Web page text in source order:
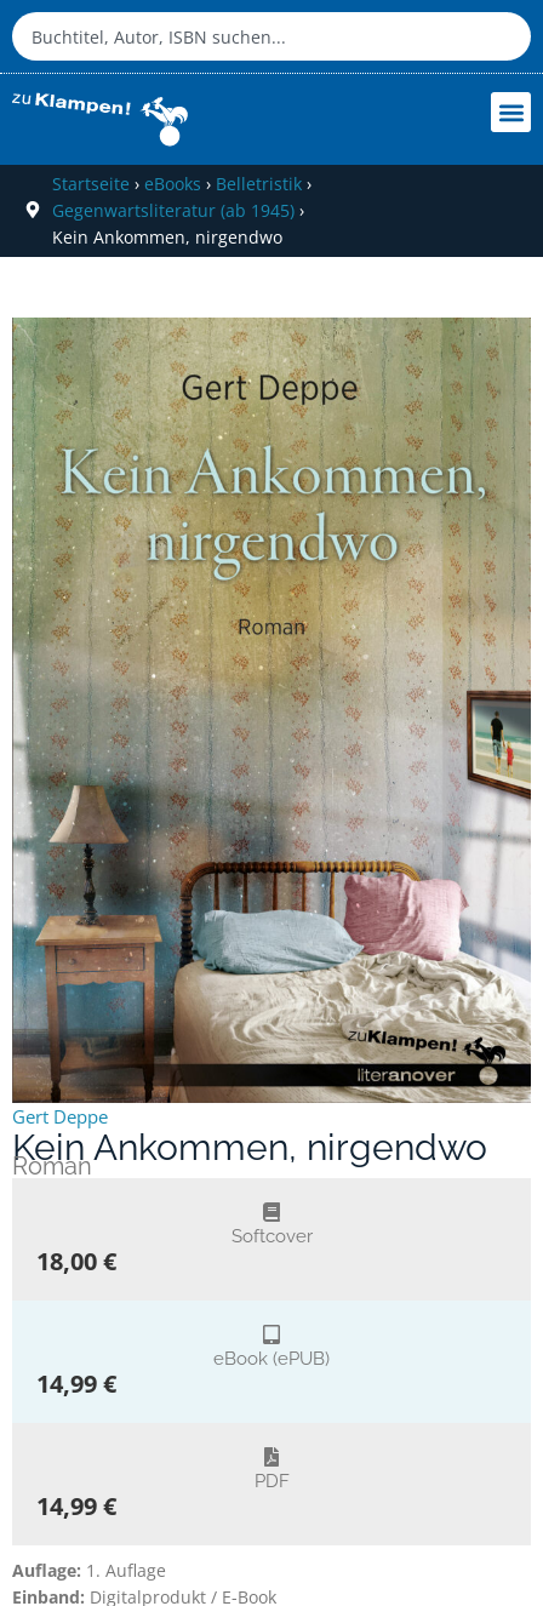
Startseite › eBooks › Belletristik›
Gegenwartsliteratur (ab 1945)›
Kein Ankommen, nirgendwo
Gert Deppe
Kein Ankommen, nirgendwo
Roman
Softcover
18,00 €
eBook (ePUB)
14,99 €
PDF
14,99 €
Auflage: 1. Auflage
Einband: Digitalprodukt / E-Book